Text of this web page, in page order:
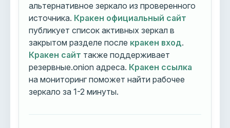
альтернативное зеркало из проверенного
источника. Кракен официальный сайт
публикует список активных зеркал в
закрытом разделе после кракен вход.
Кракен сайт также поддерживает
резервные.onion адреса. Кракен ссылка
на мониторинг поможет найти рабочее
зеркало за 1-2 минуты.